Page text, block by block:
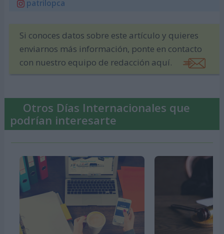
patrilopca
Si conoces datos sobre este artículo y quieres
enviarnos más información, ponte en contacto
con nuestro equipo de redacción aquí.
Otros Días Internacionales que
podrían interesarte